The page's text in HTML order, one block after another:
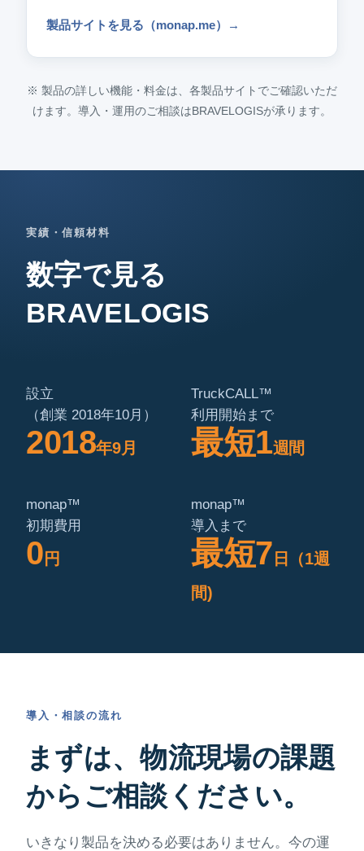
製品サイトを見る（monap.me） →
※ 製品の詳しい機能・料金は、各製品サイトでご確認いただ
けます。導入・運用のご相談はBRAVELOGISが承ります。
実績・信頼材料
数字で見る
BRAVELOGIS
設立
（創業 2018年10月）
2018年9月
TruckCALL™
利用開始まで
最短1週間
monap™
初期費用
0 円
monap™
導入まで
最短7 日（1週
間)
導入・相談の流れ
まずは、物流現場の課題
からご相談ください。
いきなり製品を決める必要はありません。今の運